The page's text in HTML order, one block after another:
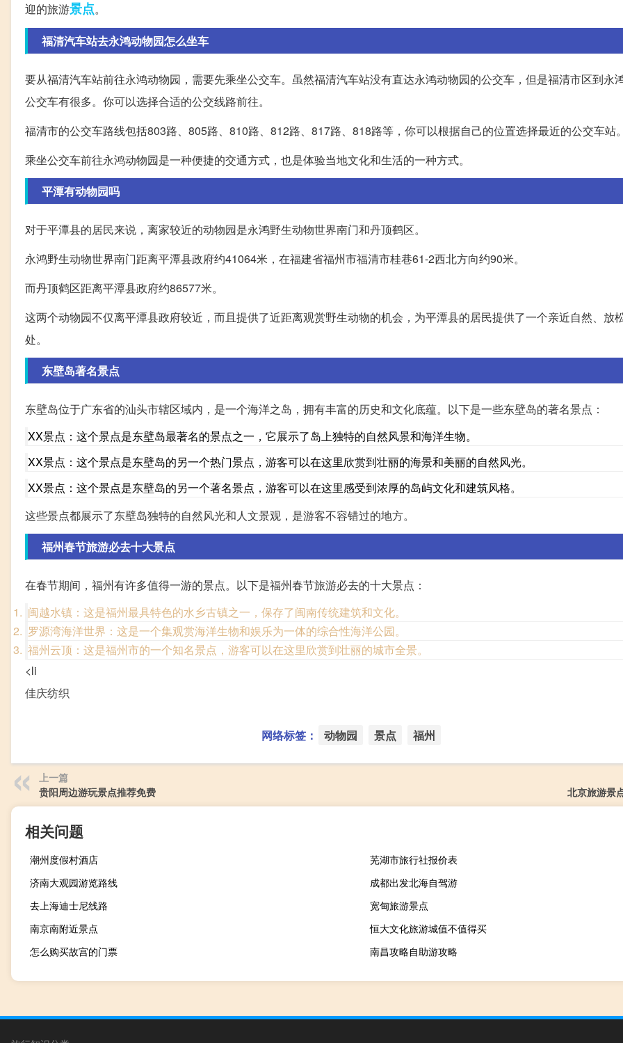
迎的旅游景点。
福清汽车站去永鸿动物园怎么坐车
要从福清汽车站前往永鸿动物园，需要先乘坐公交车。虽然福清汽车站没有直达永鸿动物园的公交车，但是福清市区到永
公交车有很多。你可以选择合适的公交线路前往。
福清市的公交车路线包括803路、805路、810路、812路、817路、818路等，你可以根据自己的位置选择最近的公交车站。
乘坐公交车前往永鸿动物园是一种便捷的交通方式，也是体验当地文化和生活的一种方式。
平潭有动物园吗
对于平潭县的居民来说，离家较近的动物园是永鸿野生动物世界南门和丹顶鹤区。
永鸿野生动物世界南门距离平潭县政府约41064米，在福建省福州市福清市桂巷61-2西北方向约90米。
而丹顶鹤区距离平潭县政府约86577米。
这两个动物园不仅离平潭县政府较近，而且提供了近距离观赏野生动物的机会，为平潭县的居民提供了一个亲近自然、放
处。
东壁岛著名景点
东壁岛位于广东省的汕头市辖区域内，是一个海洋之岛，拥有丰富的历史和文化底蕴。以下是一些东壁岛的著名景点：
XX景点：这个景点是东壁岛最著名的景点之一，它展示了岛上独特的自然风景和海洋生物。
XX景点：这个景点是东壁岛的另一个热门景点，游客可以在这里欣赏到壮丽的海景和美丽的自然风光。
XX景点：这个景点是东壁岛的另一个著名景点，游客可以在这里感受到浓厚的岛屿文化和建筑风格。
这些景点都展示了东壁岛独特的自然风光和人文景观，是游客不容错过的地方。
福州春节旅游必去十大景点
在春节期间，福州有许多值得一游的景点。以下是福州春节旅游必去的十大景点：
闽越水镇：这是福州最具特色的水乡古镇之一，保存了闽南传统建筑和文化。
罗源湾海洋世界：这是一个集观赏海洋生物和娱乐为一体的综合性海洋公园。
福州云顶：这是福州市的一个知名景点，游客可以在这里欣赏到壮丽的城市全景。
<li
佳庆纺织
网络标签： 动物园 景点 福州
上一篇
贵阳周边游玩景点推荐免费
北京旅游景
相关问题
潮州度假村酒店
芜湖市旅行社报价表
济南大观园游览路线
成都出发北海自驾游
去上海迪士尼线路
宽甸旅游景点
南京南附近景点
恒大文化旅游城值不值得买
怎么购买故宫的门票
南昌攻略自助游攻略